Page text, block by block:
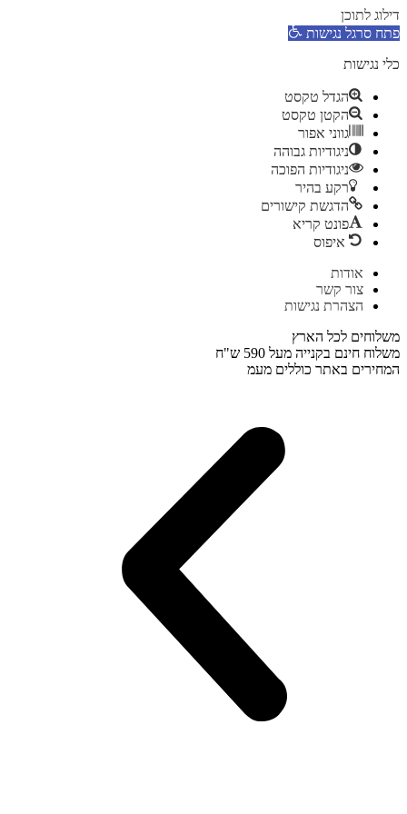
דילוג לתוכן
פתח סרגל נגישות
כלי נגישות
הגדל טקסט
הקטן טקסט
גווני אפור
ניגודיות גבוהה
ניגודיות הפוכה
רקע בהיר
הדגשת קישורים
פונט קריא
איפוס
לתוכן
אודות
צור קשר
הצהרת נגישות
משלוחים לכל הארץ
משלוח חינם בקנייה מעל 590 ש"ח
המחירים באתר כוללים מעמ